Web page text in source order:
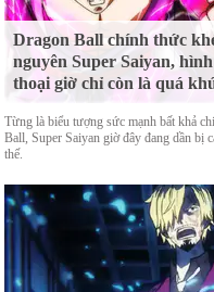
Dragon Ball chính thức
nguyên Super Saiyan,
thoại giờ chỉ còn là quá
Từng là biểu tượng sức mạnh bất khả
Ball, Super Saiyan giờ đây đang dần bị
thế.